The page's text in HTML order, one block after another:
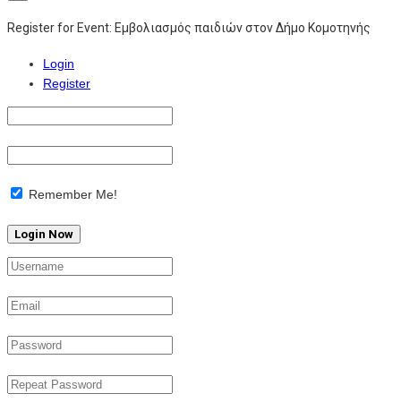
Register for Event: Εμβολιασμός παιδιών στον Δήμο Κομοτηνής
Login
Register
Remember Me!